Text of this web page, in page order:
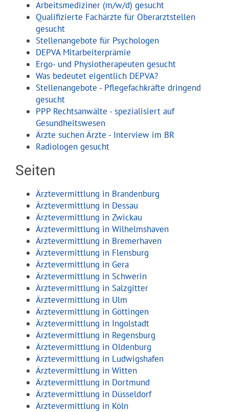
Arbeitsmediziner (m/w/d) gesucht
Qualifizierte Fachärzte für Oberarztstellen
gesucht
Stellenangebote für Psychologen
DEPVA Mitarbeiterprämie
Ergo- und Physiotherapeuten gesucht
Was bedeutet eigentlich DEPVA?
Stellenangebote - Pflegefachkräfte dringend
gesucht
PPP Rechtsanwälte - spezialisiert auf
Gesundheitswesen
Ärzte suchen Ärzte - Interview im BR
Radiologen gesucht
Seiten
Ärztevermittlung in Brandenburg
Ärztevermittlung in Dessau
Ärztevermittlung in Zwickau
Ärztevermittlung in Wilhelmshaven
Ärztevermittlung in Bremerhaven
Ärztevermittlung in Flensburg
Ärztevermittlung in Gera
Ärztevermittlung in Schwerin
Ärztevermittlung in Salzgitter
Ärztevermittlung in Ulm
Ärztevermittlung in Göttingen
Ärztevermittlung in Ingolstadt
Ärztevermittlung in Regensburg
Ärztevermittlung in Oldenburg
Ärztevermittlung in Ludwigshafen
Ärztevermittlung in Witten
Ärztevermittlung in Dortmund
Ärztevermittlung in Düsseldorf
Ärztevermittlung in Köln